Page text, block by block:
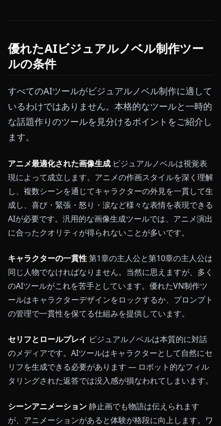
優れたAIビジュアルノベル制作ツー
ルの条件
すべてのAIツールがビジュアルノベル制作に適して
いるわけではありません。本格的なツールと一時的
な話題作りのツールを見分けるポイントをご紹介し
ます。
アニメ最適化された画像生成 ビジュアルノベルは視覚表
現によって成立します。アニメの作画スタイルを深く理解
し、複数シーンを通じてキャラクターの外見を一貫して生
成し、喜び・緊張・怒り・涙など様々な表情を表現できる
AIが必要です。汎用的な画像生成ツールでは、アニメ演出
に合ったクオリティが得られないことが多いです。
キャラクターの一貫性第1章の主人公と第10章の主人公は
同じ人物でなければなりません。当然に思えますが、多く
のAIツールがこれを苦手としています。優れたVN制作ツ
ールはキャラクターデザインをロックするか、プロンプト
の管理で一貫性を保てる仕組みを提供しています。
セリフとロールプレイ ビジュアルノベルは本質的に対話
のメディアです。AIツールはキャラクターとして自然にセ
リフを生成できる必要があります — ロボット的なフィル
タリングされた返答では没入感が損なわれてしまいます。
シーンアニメーション静止画でも物語は伝えられます
が、アニメーションがあると体験が格段に向上します。ワ